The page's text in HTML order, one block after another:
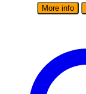
More info